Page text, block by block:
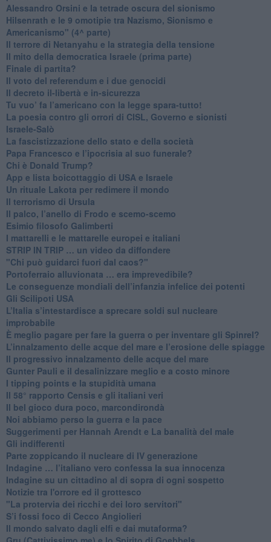
​Alessandro Orsini e la tetrade oscura del sionismo
​Hilsenrath e le 9 omotipie tra Nazismo, Sionismo e
Americanismo" (4^ parte)
​Il terrore di Netanyahu e la strategia della tensione
Il mito della democratica Israele (prima parte)
​Finale di partita?
​Il voto del referendum e i due genocidi
Il decreto il-libertà e in-sicurezza
Tu vuo’ fa l’americano con la legge spara-tutto!
La poesia contro gli orrori di CISL, Governo e sionisti
Israele-Salò
​La fascistizzazione dello stato e della società
Papa Francesco e l’ipocrisia al suo funerale?
​Chi è Donald Trump?
App e lista boicottaggio di USA e Israele
​Un rituale Lakota per redimere il mondo
Il terrorismo di Ursula
​Il palco, l’anello di Frodo e scemo-scemo
Esimio filosofo Galimberti
​I mattarelli e le mattarelle europei e italiani
​STRIP IN TRIP … un video da diffondere
"Chi può guidarci fuori dal caos?"
​Portoferraio alluvionata … era imprevedibile?
Le conseguenze mondiali dell’infanzia infelice dei potenti
​Gli Scilipoti USA
L’Italia s’intestardisce a sprecare soldi sul nucleare
improbabile
È meglio pagare per fare la guerra o per inventare gli Spinrel?
​L’innalzamento delle acque del mare e l’erosione delle spiagge
​Il progressivo innalzamento delle acque del mare
​Gunter Pauli e il desalinizzare meglio e a costo minore
I tipping points e la stupidità umana
​Il 58° rapporto Censis e gli italiani veri
​Il bel gioco dura poco, marcondirondà
Noi abbiamo perso la guerra e la pace
Suggerimenti per Hannah Arendt e La banalità del male
​Gli indifferenti
Parte zoppicando il nucleare di IV generazione
​Indagine … l’italiano vero confessa la sua innocenza
Indagine su un cittadino al di sopra di ogni sospetto
Notizie tra l'orrore ed il grottesco
"La protervia dei ricchi e dei loro servitori"
S’i fossi foco di Cecco Angiolieri
​Il mondo salvato dagli elfi e dai mutaforma?